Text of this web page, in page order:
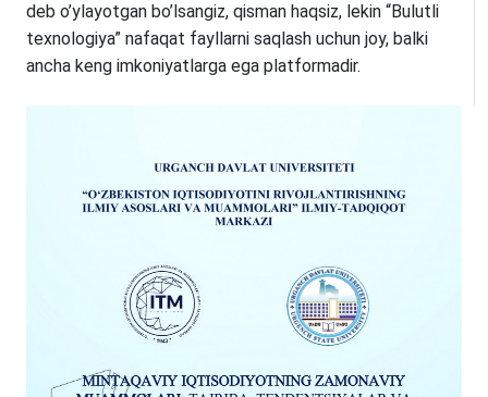
deb o’ylayotgan bo’lsangiz, qisman haqsiz, lekin “Bulutli
texnologiya” nafaqat fayllarni saqlash uchun joy, balki
ancha keng imkoniyatlarga ega platformadir.